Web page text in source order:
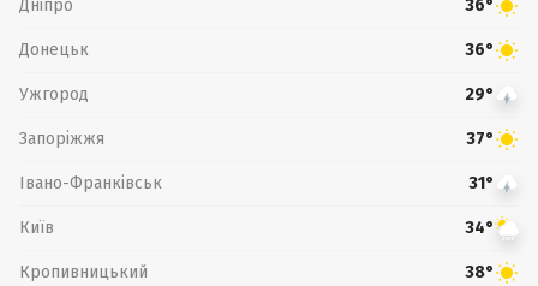
Дніпро 36°
Донецьк 36°
Ужгород 29°
Запоріжжя 37°
Івано-Франківськ 31°
Київ 34°
Кропивницький 38°